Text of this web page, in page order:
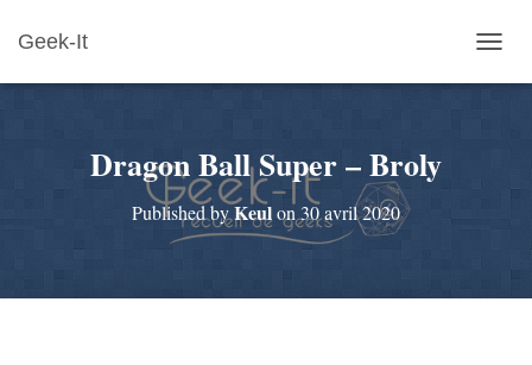
Geek-It
U
Dragon Ball Super – Broly
Published byKeulon30 avril 2020